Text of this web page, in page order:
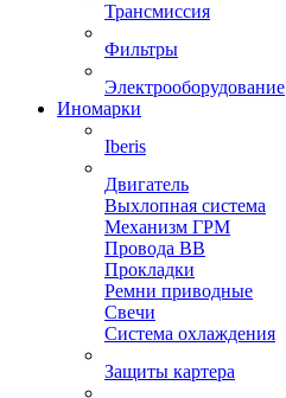
Трансмиссия
Фильтры
Электрооборудование
Иномарки
Iberis
Двигатель
Выхлопная система
Механизм ГРМ
Провода ВВ
Прокладки
Ремни приводные
Свечи
Система охлаждения
Защиты картера